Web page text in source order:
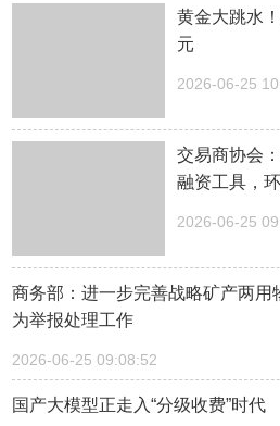
黄金大跳水
元
2026-06-25
交易商协会
融资工具，
2026-06-25
商务部：进一步完善战略矿产两用
为举报处理工作
2026-06-25 09:08:52
国产大模型正走入“分级收费”时代